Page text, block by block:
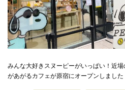
みんな大好きスヌーピーがいっぱい！近
があがるカフェが原宿にオープンしました